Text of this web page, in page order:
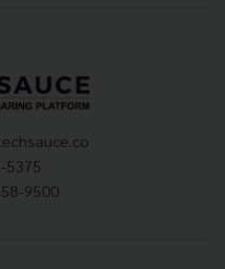
5375
9500